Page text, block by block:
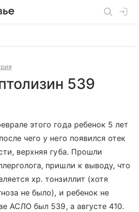
539
этого года ребенок 5 лет
чего у него появился отек
верхняя губа. Прошли
пришли к выводу, что
хр. тонзиллит (хотя
не было), и ребенок не
АСЛО был 539, а августе 410.